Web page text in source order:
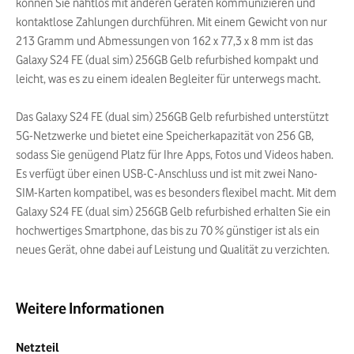
können Sie nahtlos mit anderen Geräten kommunizieren und
kontaktlose Zahlungen durchführen. Mit einem Gewicht von nur
213 Gramm und Abmessungen von 162 x 77,3 x 8 mm ist das
Galaxy S24 FE (dual sim) 256GB Gelb refurbished kompakt und
leicht, was es zu einem idealen Begleiter für unterwegs macht.
Das Galaxy S24 FE (dual sim) 256GB Gelb refurbished unterstützt
5G-Netzwerke und bietet eine Speicherkapazität von 256 GB,
sodass Sie genügend Platz für Ihre Apps, Fotos und Videos haben.
Es verfügt über einen USB-C-Anschluss und ist mit zwei Nano-
SIM-Karten kompatibel, was es besonders flexibel macht. Mit dem
Galaxy S24 FE (dual sim) 256GB Gelb refurbished erhalten Sie ein
hochwertiges Smartphone, das bis zu 70 % günstiger ist als ein
neues Gerät, ohne dabei auf Leistung und Qualität zu verzichten.
Weitere Informationen
Netzteil